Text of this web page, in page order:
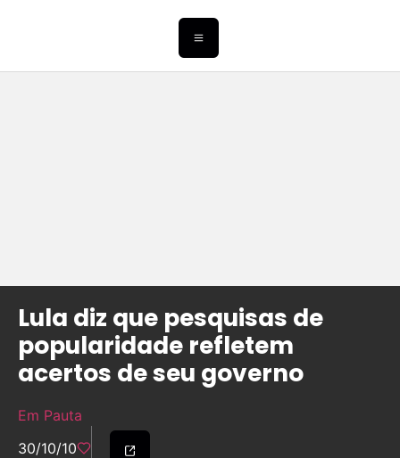
Lula diz que pesquisas de
popularidade refletem
acertos de seu governo
Em Pauta
30/10/10